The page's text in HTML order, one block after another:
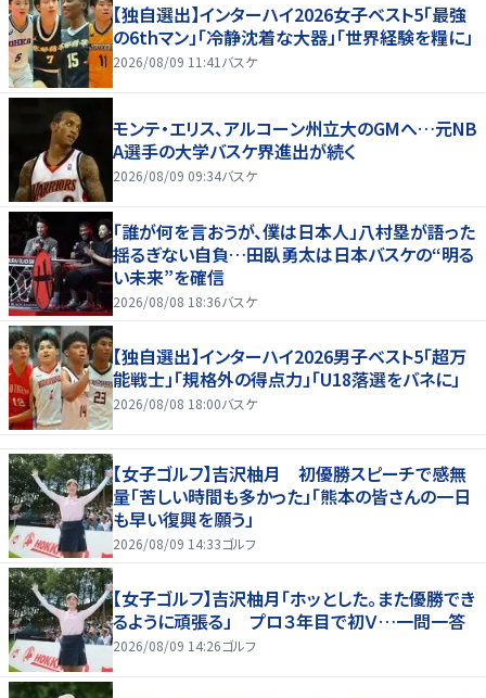
【独自選出】インターハイ2026女子ベスト5「最強
の6thマン」「冷静沈着な大器」「世界経験を糧に」
2026/08/09 11:41 バスケ
モンテ・エリス、アルコーン州立大のGMへ…元NB
A選手の大学バスケ界進出が続く
2026/08/09 09:34バスケ
「誰が何を言おうが、僕は日本人」八村塁が語った
揺るぎない自負…田臥勇太は日本バスケの“明る
い未来”を確信
2026/08/08 18:36バスケ
【独自選出】インターハイ2026男子ベスト5「超万
能戦士」「規格外の得点力」「U18落選をバネに」
2026/08/08 18:00バスケ
【女子ゴルフ】吉沢柚月 初優勝スピーチで感無
量「苦しい時間も多かった」「熊本の皆さんの一日
も早い復興を願う」
2026/08/09 14:33ゴルフ
【女子ゴルフ】吉沢柚月「ホッとした。また優勝でき
るように頑張る」 プロ３年目で初Ｖ…一問一答
2026/08/09 14:26ゴルフ